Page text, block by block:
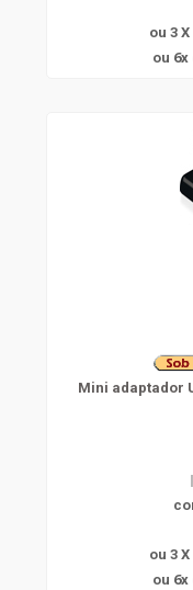
ou 3
ou 6x
Mini adaptador
ou 3
ou 6x